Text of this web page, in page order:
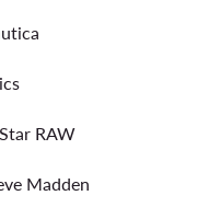
RAW
Madden